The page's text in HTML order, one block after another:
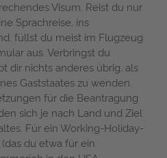
Visum. Reist du nur
Sprachreise, ins
füllst du meist im Flugzeug
aus. Verbringst du
dir nichts anderes übrig, als
Gaststaates zu wenden.
für die Beantragung
sich je nach Land und Ziel
Für ein Working-Holiday-
du etwa für ein